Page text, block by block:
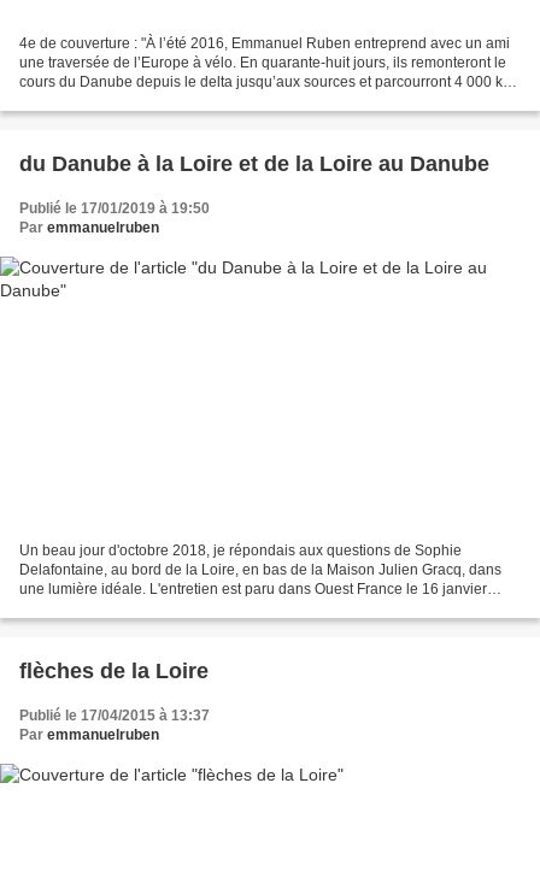
4e de couverture : "À l’été 2016, Emmanuel Ruben entreprend avec un ami
une traversée de l’Europe à vélo. En quarante-huit jours, ils remonteront le
cours du Danube depuis le delta jusqu’aux sources et parcourront 4 000 km,
du Danube à la Loire et de la Loire au Danube
Publié le 17/01/2019 à 19:50
Par emmanuelruben
Un beau jour d'octobre 2018, je répondais aux questions de Sophie
Delafontaine, au bord de la Loire, en bas de la Maison Julien Gracq, dans
une lumière idéale. L'entretien est paru dans Ouest France le 16 janvier
flèches de la Loire
Publié le 17/04/2015 à 13:37
Par emmanuelruben